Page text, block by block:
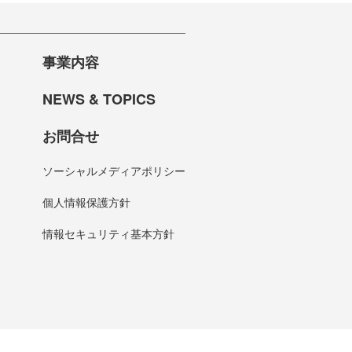
事業内容
NEWS & TOPICS
お問合せ
ソーシャルメディアポリシー
個人情報保護方針
情報セキュリティ基本方針